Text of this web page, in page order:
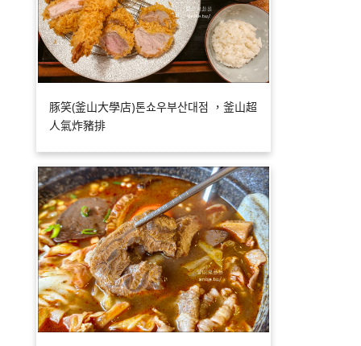
豚笑(釜山大學店)톤쇼우부산대점 ，釜山超
人氣炸豬排